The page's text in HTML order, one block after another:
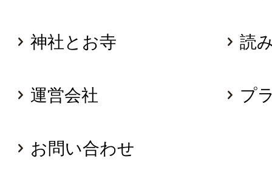
神社とお寺 読
運営会社 プ
お問い合わせ